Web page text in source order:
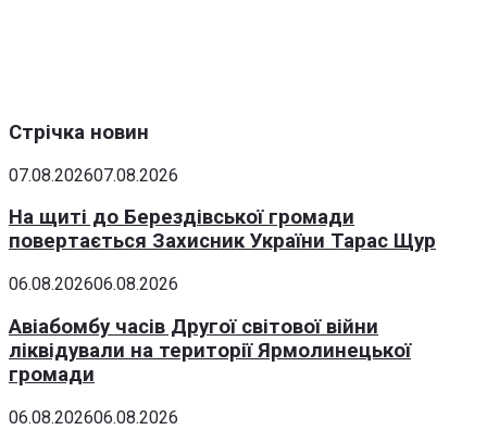
Стрічка новин
07.08.202607.08.2026
На щиті до Берездівської громади
повертається Захисник України Тарас Щур
06.08.202606.08.2026
Авіабомбу часів Другої світової війни
ліквідували на території Ярмолинецької
громади
06.08.202606.08.2026